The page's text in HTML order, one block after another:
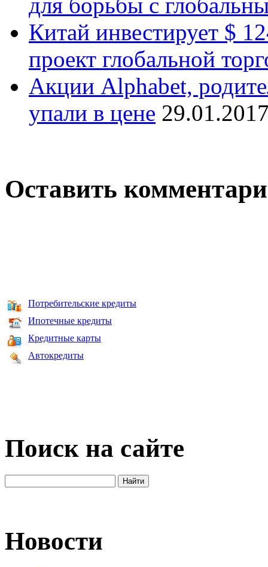
Китай инвестирует $
проект глобальной
Акции Alphabet,
упали в цене
Оставить
Потребительские кредиты
Ипотечные кредиты
Кредитные карты
Автокредиты
Поиск на сайте
Новости